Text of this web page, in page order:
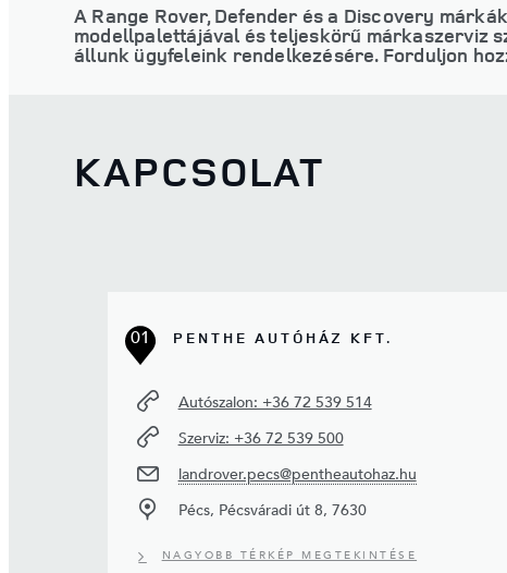
A Range Rover, Defender és a Discovery
modellpalettájával és teljeskörű márkaszerviz
állunk ügyfeleink rendelkezésére. Forduljon
KAPCSOLAT
01 PENTHE AUTÓHÁZ KFT.
Autószalon: +36 72 539 514
Szerviz: +36 72 539 500
landrover.pecs@pentheautohaz.hu
Pécs, Pécsváradi út 8, 7630
NAGYOBB TÉRKÉP MEGTEKINTÉSE